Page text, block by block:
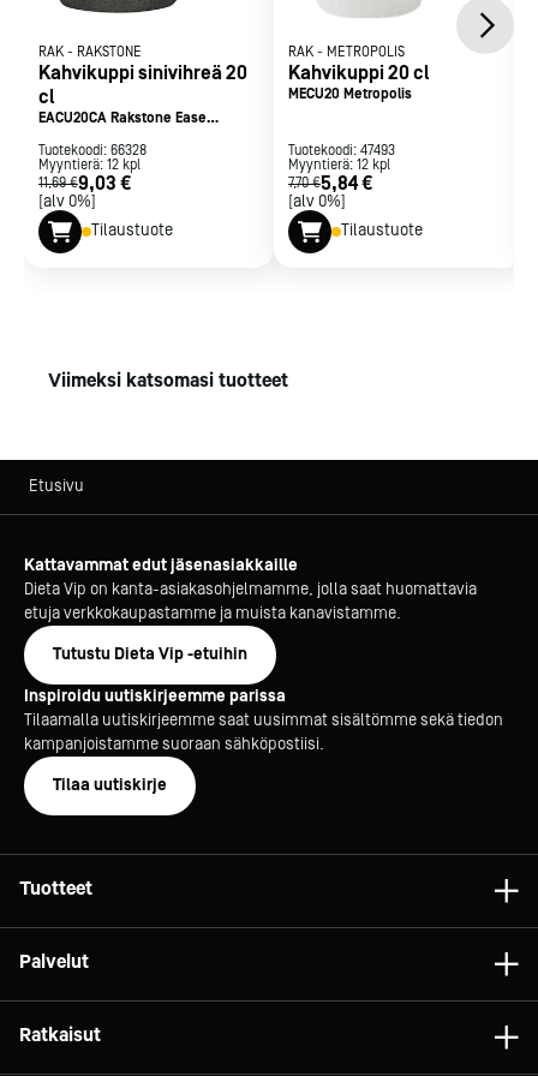
RAK - RAKSTONE
Kahvikuppi sinivihreä 20
cl
EACU20CA Rakstone Ease
Tuotekoodi: 66328
Myyntierä: 12 kpl
11,69 €9,03 €
[alv 0%]
Tilaustuote
RAK - METROPOLIS
Kahvikuppi 20 cl
MECU20 Metropolis
Tuotekoodi: 47493
Myyntierä: 12 kpl
7,70 €5,84 €
[alv 0%]
Tilaustuote
Viimeksi katsomasi tuotteet
Etusivu
Kattavammat edut jäsenasiakkaille
Dieta Vip on kanta-asiakasohjelmamme, jolla saat huomattavia
etuja verkkokaupastamme ja muista kanavistamme.
Tutustu Dieta Vip -etuihin
Inspiroidu uutiskirjeemme parissa
Tilaamalla uutiskirjeemme saat uusimmat sisältömme sekä tiedon
kampanjoistamme suoraan sähköpostiisi.
Tilaa uutiskirje
Tuotteet
Tarvikkeet
Palvelut
Konsultointi
Ratkaisut